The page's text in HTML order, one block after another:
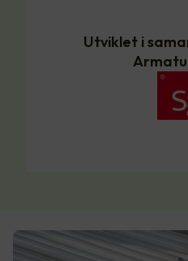
Utviklet i